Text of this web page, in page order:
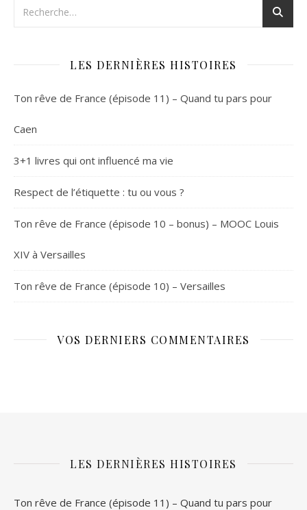
LES DERNIÈRES HISTOIRES
Ton rêve de France (épisode 11) – Quand tu pars pour
Caen
3+1 livres qui ont influencé ma vie
Respect de l’étiquette : tu ou vous ?
Ton rêve de France (épisode 10 – bonus) – MOOC Louis
XIV à Versailles
Ton rêve de France (épisode 10) – Versailles
VOS DERNIERS COMMENTAIRES
LES DERNIÈRES HISTOIRES
Ton rêve de France (épisode 11) – Quand tu pars pour